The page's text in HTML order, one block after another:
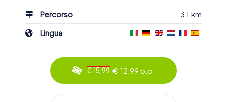
Percorso
3,1 km
Lingua
€ 15,99 € 12,99 p.p.